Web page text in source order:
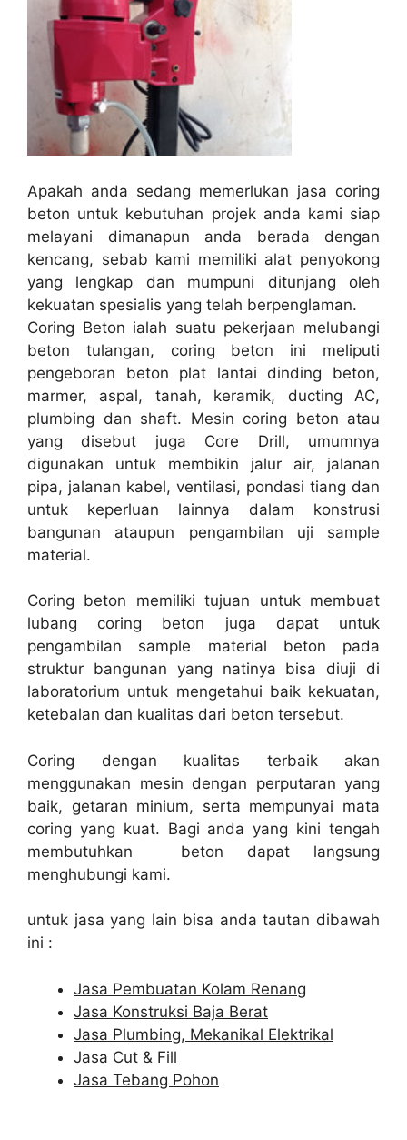
Apakah anda sedang memerlukan jasa coring
beton untuk kebutuhan projek anda kami siap
melayani dimanapun anda berada dengan
kencang, sebab kami memiliki alat penyokong
yang lengkap dan mumpuni ditunjang oleh
kekuatan spesialis yang telah berpenglaman.
Coring Beton ialah suatu pekerjaan melubangi
beton tulangan, coring beton ini meliputi
pengeboran beton plat lantai dinding beton,
marmer, aspal, tanah, keramik, ducting AC,
plumbing dan shaft. Mesin coring beton atau
yang disebut juga Core Drill, umumnya
digunakan untuk membikin jalur air, jalanan
pipa, jalanan kabel, ventilasi, pondasi tiang dan
untuk keperluan lainnya dalam konstrusi
bangunan ataupun pengambilan uji sample
material.
Coring beton memiliki tujuan untuk membuat
lubang coring beton juga dapat untuk
pengambilan sample material beton pada
struktur bangunan yang natinya bisa diuji di
laboratorium untuk mengetahui baik kekuatan,
ketebalan dan kualitas dari beton tersebut.
Coring dengan kualitas terbaik akan
menggunakan mesin dengan perputaran yang
baik, getaran minium, serta mempunyai mata
coring yang kuat. Bagi anda yang kini tengah
membutuhkan beton dapat langsung
menghubungi kami.
untuk jasa yang lain bisa anda tautan dibawah
ini :
Jasa Pembuatan Kolam Renang
Jasa Konstruksi Baja Berat
Jasa Plumbing, Mekanikal Elektrikal
Jasa Cut & Fill
Jasa Tebang Pohon